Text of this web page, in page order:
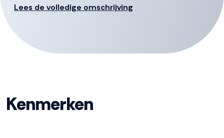
* inclusief badkamer
* berging op de begane grond
* voor dit appartement zijn al enkele inbouwopties
Het complex is voorzien van een ontmoetingsruimte en
Lees de volledige omschrijving
Kenmerken